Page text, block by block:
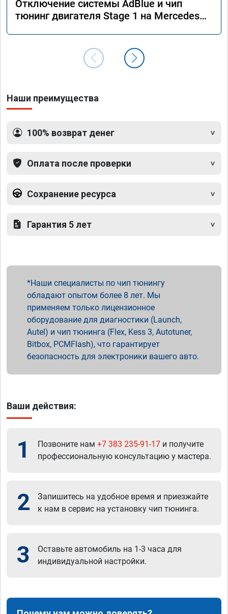
Отключение системы AdBlue и чип
тюнинг двигателя Stage 1 на Mercedes
Наши преимущества
100% возврат денег
Оплата после проверки
Сохранение ресурса
Гарантия 5 лет
Наши специалисты по чип тюнингу
обладают опытом более 8 лет. Мы
применяем только лицензионное
оборудование для диагностики (Launch,
Autel) и чип тюнинга (Flex, Kess 3, Autotuner,
Bitbox, PCMFlash), что гарантирует
безопасность для электроники вашего авто.
Ваши действия:
1 Позвоните нам +7 383 235-91-17 и получите
профессиональную консультацию у мастера.
2
Запишитесь на удобное время и приезжайте
к нам в сервис на установку чип тюнинга.
3
Оставьте автомобиль на 1-3 часа для
индивидуальной настройки.